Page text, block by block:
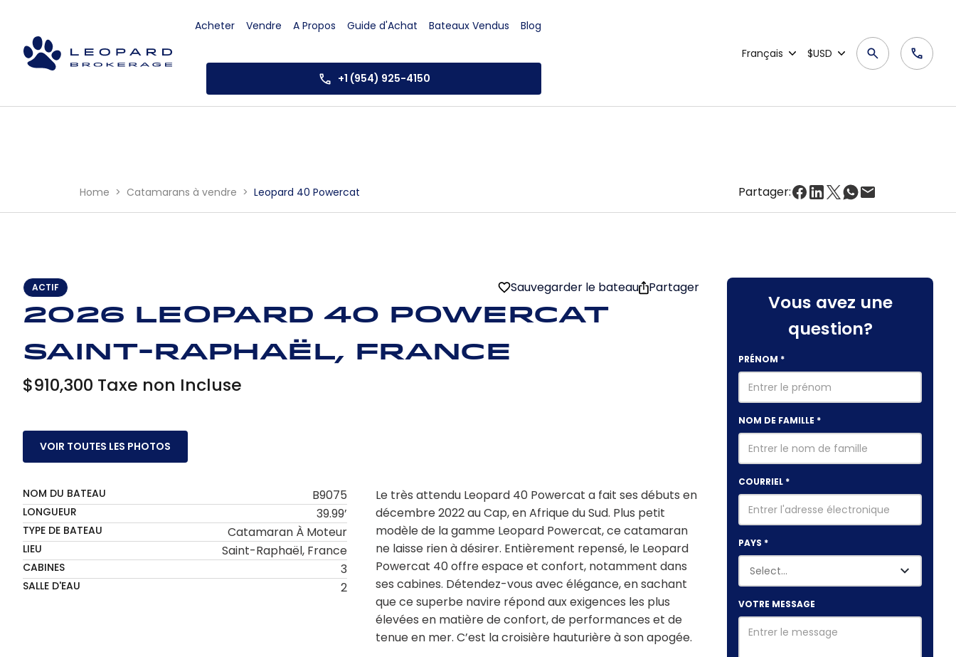
Acheter Vendre A Propos Guide d'Achat Bateaux Vendus Blog
+1 (954) 925-4150
Français $USD
Home Catamarans à vendre Leopard 40 Powercat Partager:
ACTIF Sauvegarder le bateau Partager
2026 Leopard 40 Powercat
Saint-Raphaël, France
$910,300 Taxe non Incluse
VOIR TOUTES LES PHOTOS
NOM DU BATEAU B9075
LONGUEUR 39.99’
TYPE DE BATEAU Catamaran À Moteur
LIEU Saint-Raphaël, France
CABINES 3
SALLE D'EAU 2
Le très attendu Leopard 40 Powercat a fait ses débuts en
décembre 2022 au Cap, en Afrique du Sud. Plus petit
modèle de la gamme Leopard Powercat, ce catamaran
ne laisse rien à désirer. Entièrement repensé, le Leopard
Powercat 40 offre espace et confort, notamment dans
ses cabines. Détendez-vous avec élégance, en sachant
que ce superbe navire répond aux exigences les plus
élevées en matière de confort, de performances et de
tenue en mer. C’est la croisière hauturière à son apogée.
Vous avez une
question?
PRÉNOM *
NOM DE FAMILLE *
COURRIEL *
PAYS *
VOTRE MESSAGE